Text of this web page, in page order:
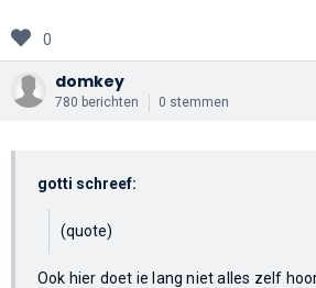
0
domkey
780 berichten 0 stemmen
gotti schreef:
(quote)
Ook hier doet ie lang niet alles zelf